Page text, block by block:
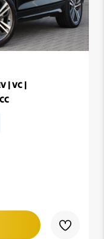
| VC |